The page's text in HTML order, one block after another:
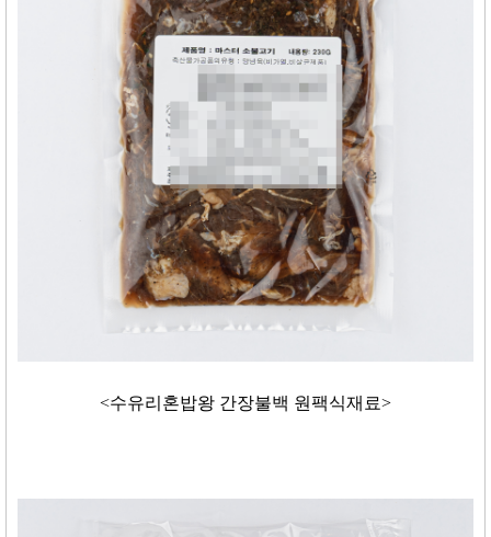
<수유리혼밥왕 간장불백 원팩식재료>